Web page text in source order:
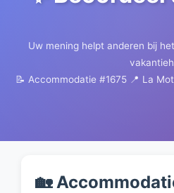
Uw mening helpt anderen bij
📝 Accommodatie #1675 📍 La
🏡